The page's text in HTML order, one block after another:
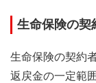
生命保険の契
生命保険の契約
返戻金の一定範